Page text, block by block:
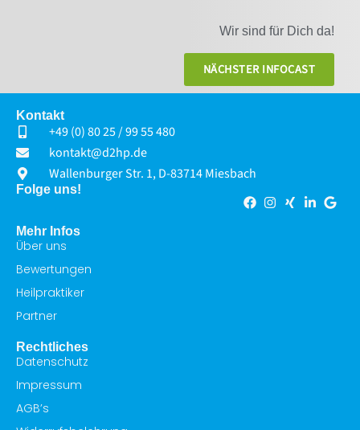
Wir sind für Dich da!
NÄCHSTER INFOCAST
KONTAKT
Kontakt
+49 (0) 80 25 / 99 55 480
kontakt@d2hp.de
Wallenburger Str. 1, D-83714 Miesbach
Folge uns!
Mehr Infos
Über uns
Bewertungen
Heilpraktiker
Partner
Rechtliches
Datenschutz
Impressum
AGB’s